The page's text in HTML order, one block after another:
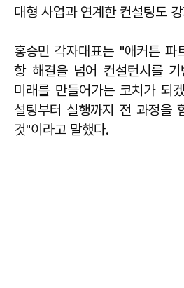
대형 사업과 연계한 컨설팅도
홍승민 각자대표는 "애커튼 파
항 해결을 넘어 컨설턴시를 기
미래를 만들어가는 코치가 되
설팅부터 실행까지 전 과정을
것"이라고 말했다.